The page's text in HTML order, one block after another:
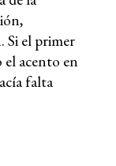
Si el primer
acento en
falta